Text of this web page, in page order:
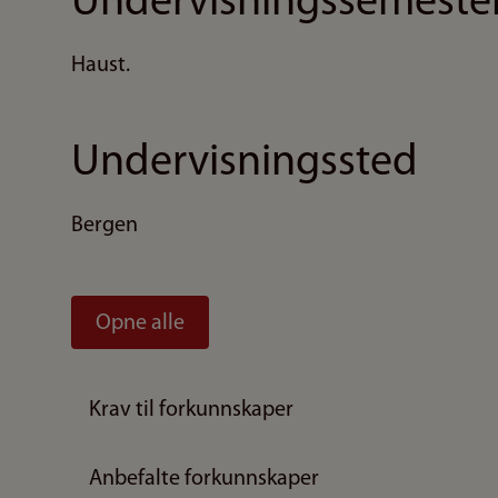
Haust.
Undervisningssted
Bergen
Opne alle
Krav til forkunnskaper
Anbefalte forkunnskaper